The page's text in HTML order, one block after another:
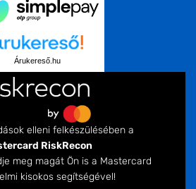
Árukereső.hu
elleni felkészülésében a
RiskRecon
meg magát Ön is a Mastercard
kisokos segítségével!